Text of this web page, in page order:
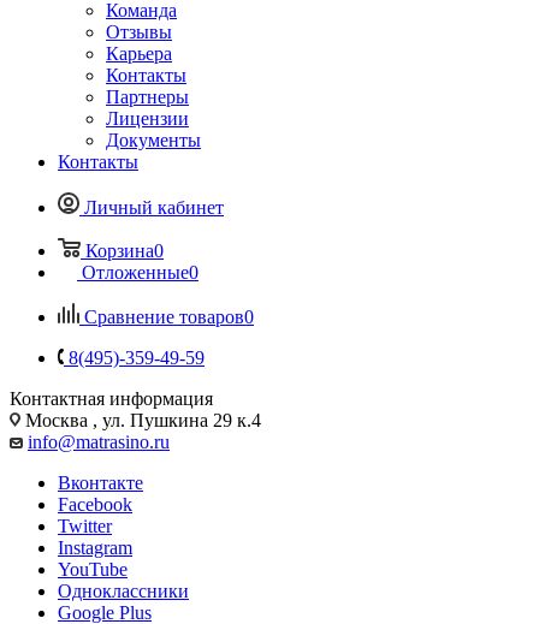
Команда
Отзывы
Карьера
Контакты
Партнеры
Лицензии
Документы
Контакты
Личный кабинет
Корзина0
Отложенные0
Сравнение товаров0
8(495)-359-49-59
Контактная информация
Москва , ул. Пушкина 29 к.4
info@matrasino.ru
Вконтакте
Facebook
Twitter
Instagram
YouTube
Одноклассники
Google Plus